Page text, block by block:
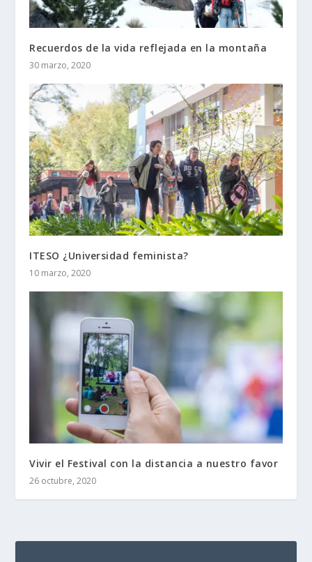
Recuerdos de la vida reflejada en la montaña
30 marzo, 2020
ITESO ¿Universidad feminista?
10 marzo, 2020
Vivir el Festival con la distancia a nuestro favor
26 octubre, 2020